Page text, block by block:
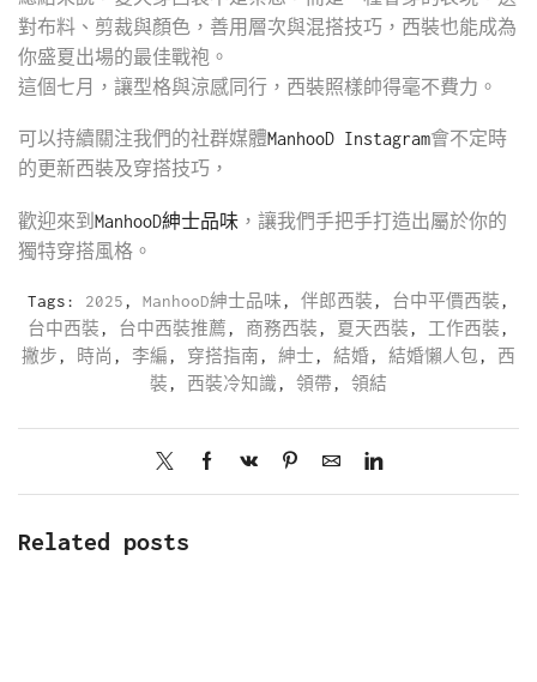
對布料、剪裁與顏色，善用層次與混搭技巧，西裝也能成為
你盛夏出場的最佳戰袍。
這個七月，讓型格與涼感同行，西裝照樣帥得毫不費力。
可以持續關注我們的社群媒體ManhooD Instagram會不定時
的更新西裝及穿搭技巧，
歡迎來到 ManhooD紳士品味 ，讓我們手把手打造出屬於你的
獨特穿搭風格。
Tags: 2025, ManhooD紳士品味, 伴郎西裝, 台中平價西裝,
台中西裝, 台中西裝推薦, 商務西裝, 夏天西裝, 工作西裝,
撇步, 時尚 , 李編, 穿搭指南, 紳士, 結婚, 結婚懶人包, 西
裝, 西裝冷知識, 領帶, 領結
Related posts